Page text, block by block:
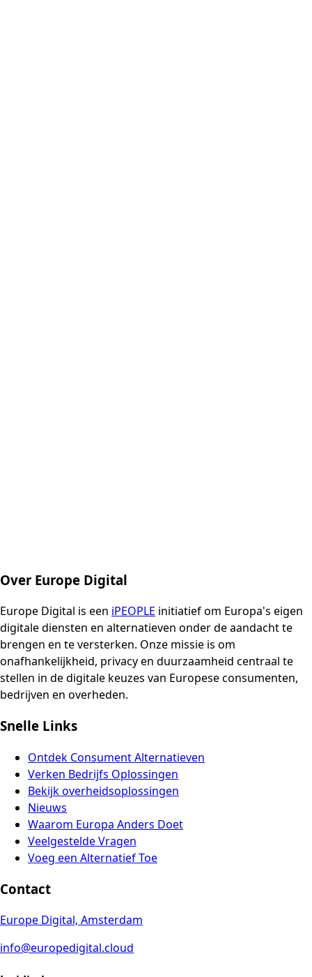
Over Europe Digital
Europe Digital is een iPEOPLE initiatief om Europa's eigen
digitale diensten en alternatieven onder de aandacht te
brengen en te versterken. Onze missie is om
onafhankelijkheid, privacy en duurzaamheid centraal te
stellen in de digitale keuzes van Europese consumenten,
bedrijven en overheden.
Snelle Links
Ontdek Consument Alternatieven
Verken Bedrijfs Oplossingen
Bekijk overheidsoplossingen
Nieuws
Waarom Europa Anders Doet
Veelgestelde Vragen
Voeg een Alternatief Toe
Contact
Europe Digital, Amsterdam
info@europedigital.cloud